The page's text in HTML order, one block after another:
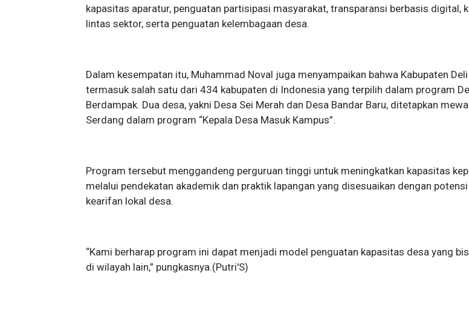
kapasitas aparatur, penguatan partisipasi masyarakat, transparansi berbasis digital,
lintas sektor, serta penguatan kelembagaan desa.
Dalam kesempatan itu, Muhammad Noval juga menyampaikan bahwa Kabupaten
termasuk salah satu dari 434 kabupaten di Indonesia yang terpilih dalam program
Berdampak. Dua desa, yakni Desa Sei Merah dan Desa Bandar Baru, ditetapkan
Serdang dalam program “Kepala Desa Masuk Kampus”.
Program tersebut menggandeng perguruan tinggi untuk meningkatkan kapasitas
melalui pendekatan akademik dan praktik lapangan yang disesuaikan dengan
kearifan lokal desa.
“Kami berharap program ini dapat menjadi model penguatan kapasitas desa yang
di wilayah lain,” pungkasnya.(Putri'S)